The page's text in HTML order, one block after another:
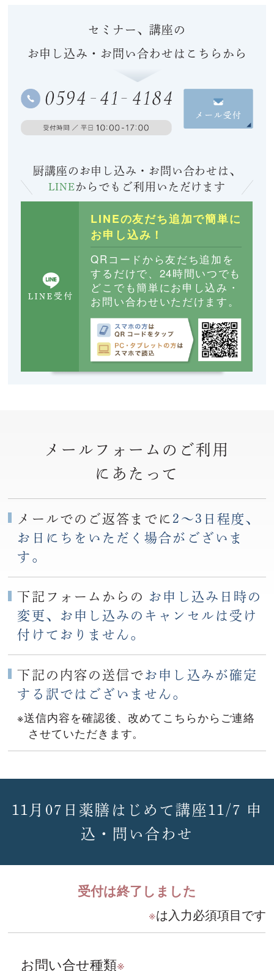
セミナー、講座の
お申し込み・お問い合わせはこちらから
厨講座のお申し込み・お問い合わせは、
LINEからでも ご利用いただけます
LINEの友だち追加で簡単に
お申し込み！
QRコードから友だち追加を
するだけで、24時間いつでも
どこでも簡単にお申し込み・
お問い合わせいただけます。
メールフォームのご利用
にあたって
メールでのご返答までに 2〜3日程度、
お日にちをいただく場合がございま
す。
下記フォームからの お申し込み日時の
変更、お申し込みのキャンセルは受け
付けておりません。
下記の内容の送信でお申し込みが確定
する訳ではございません。
※送信内容を確認後、改めてこちらからご連絡
させていただきます。
11月07日薬膳はじめて講座11/7 申
込・問い合わせ
受付は終了しました
※は入力必須項目です
お問い合せ種類※